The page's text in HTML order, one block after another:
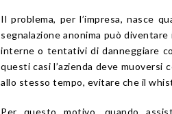
Il problema, per l’impresa, nasce
segnalazione anonima può
interne o tentativi di danneggiare
questi casi l’azienda deve muoversi
allo stesso tempo, evitare che il